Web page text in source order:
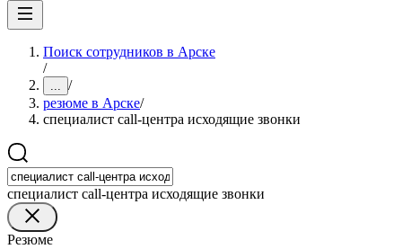
Поиск сотрудников в Арске
/
... /
резюме в Арске/
специалист call-центра исходящие звонки
специалист call-центра исходящие звонки
Резюме